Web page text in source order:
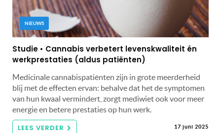
NIEUWS
Studie • Cannabis verbetert levenskwaliteit én
werkprestaties (aldus patiënten)
Medicinale cannabispatiënten zijn in grote meerderheid
blij met de effecten ervan: behalve dat het de symptomen
van hun kwaal vermindert, zorgt mediwiet ook voor meer
energie en betere prestaties op hun werk.
LEES VERDER 17 juni 2025